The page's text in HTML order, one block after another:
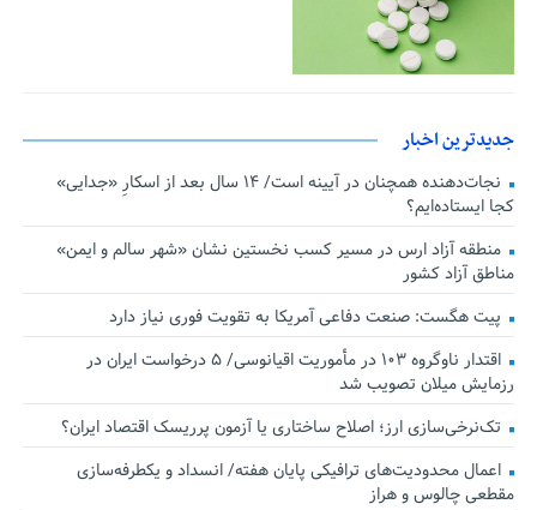
جدیدترین اخبار
نجات‌دهنده‌ همچنان در آیینه است/ ۱۴ سال بعد از اسکارِ «جدایی»
کجا ایستاده‌ایم؟
منطقه آزاد ارس در مسیر کسب نخستین نشان «شهر سالم و ایمن»
مناطق آزاد کشور
پیت هگست: صنعت دفاعی آمریکا به تقویت فوری نیاز دارد
اقتدار ناوگروه ۱۰۳ در مأموریت‌ اقیانوسی/ ۵ درخواست ایران در
رزمایش میلان تصویب شد
تک‌نرخی‌سازی ارز؛ اصلاح ساختاری یا آزمون پرریسک اقتصاد ایران؟
اعمال محدودیت‌های ترافیکی پایان هفته/ انسداد و یکطرفه‌سازی
مقطعی چالوس و هراز